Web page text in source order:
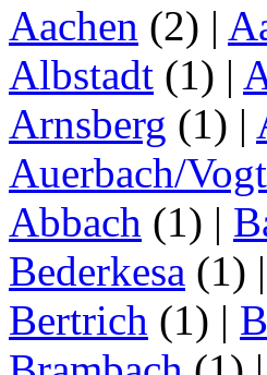
Aachen (2) |
Albstadt (1) |
Arnsberg (1) |
Auerbach/
Abbach (1) |
Bederkesa (1) |
Bertrich (1) |